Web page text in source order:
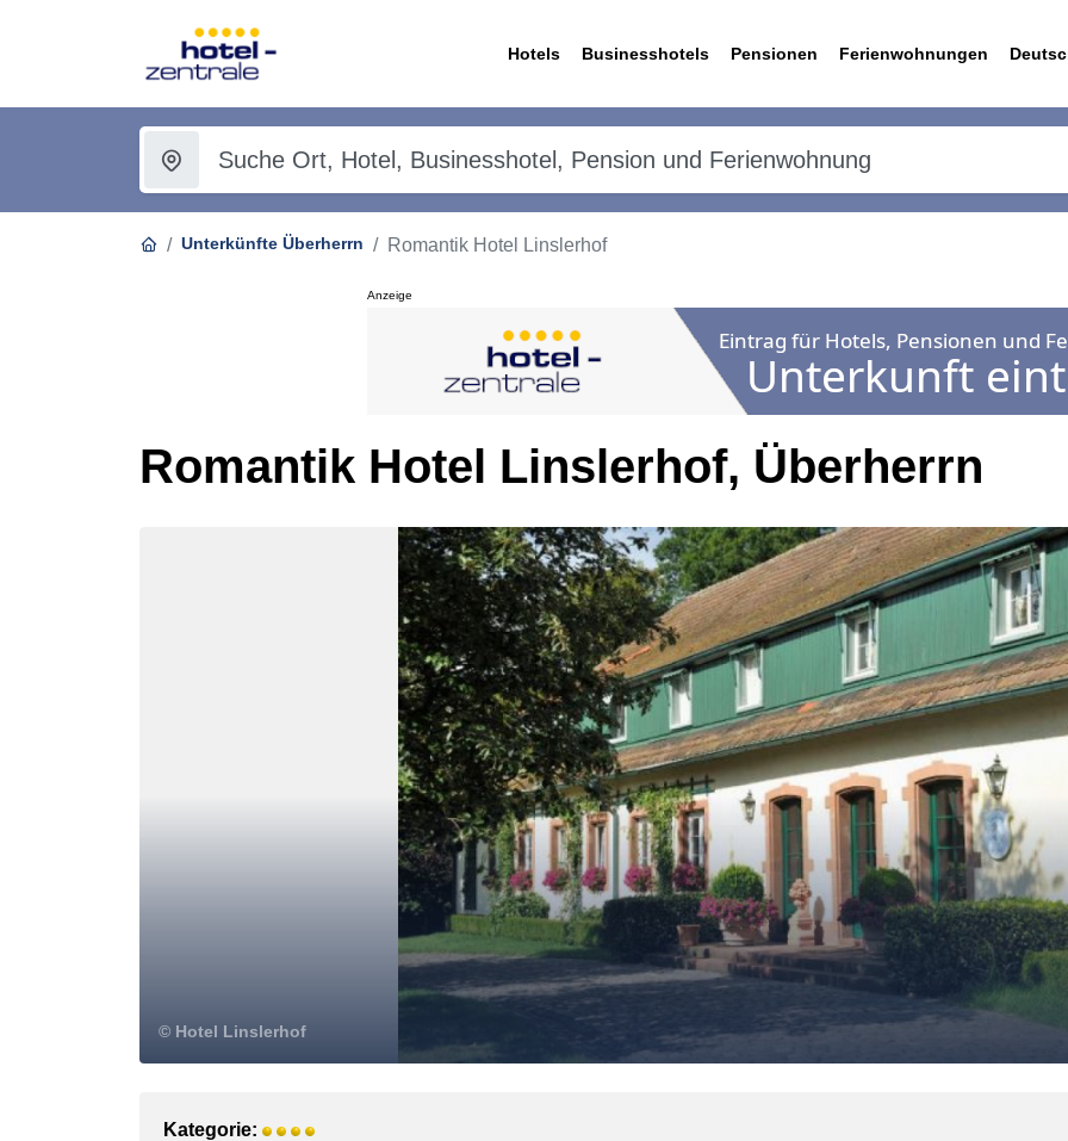
Hotels Businesshotels Pensionen Ferienwohnungen
Unterkünfte Überherrn Romantik Hotel Linslerhof
Anzeige
Romantik Hotel Linslerhof, Überherrn
© Hotel Linslerhof
Kategorie: